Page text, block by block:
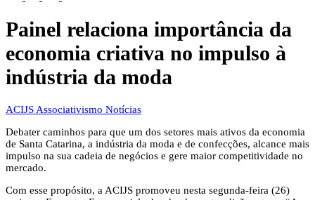
Painel relaciona importância da
economia criativa no impulso à
indústria da moda
ACIJS Associativismo Notícias
Debater caminhos para que um dos setores mais ativos da economia
de Santa Catarina, a indústria da moda e de confecções, alcance mais
impulso na sua cadeia de negócios e gere maior competitividade no
mercado.
Com esse propósito, a ACIJS promoveu nesta segunda-feira (26)